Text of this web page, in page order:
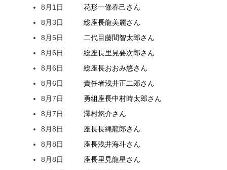
8月1日
花形一條春己さん
8月3日
総座長龍美麗さん
8月5日
二代目藤間智太郎さん
8月6日
総座長里見要次郎さん
8月6日
総座長おおみ悠さん
8月6日
責任者浅井正二郎さん
8月7日
勇組座長中村時太郎さん
8月7日
澤村悠介さん
8月8日
座長長縄龍郎さん
8月8日
座長浅井海斗さん
8月8日
座長里見龍星さん